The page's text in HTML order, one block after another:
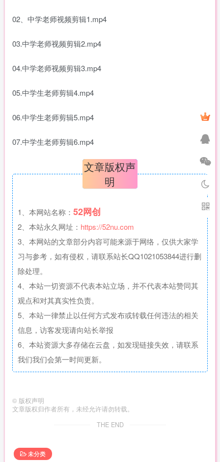
02、中学老师视频剪辑1.mp4
03.中学老师视频剪辑2.mp4
04.中学老师视频剪辑3.mp4
05.中学生老师剪辑4.mp4
06.中学生老师剪辑5.mp4
07.中学生老师剪辑6.mp4
文章版权声
明
1、本网站名称： 52网创
2、本站永久网址： https://52nu.com
3、本网站的文章部分内容可能来源于网络，仅供大家学
习与参考，如有侵权，请联系站长QQ1021053844进行删
除处理。
4、本站一切资源不代表本站立场，并不代表本站赞同其
观点和对其真实性负责。
5、本站一律禁止以任何方式发布或转载任何违法的相关
信息，访客发现请向站长举报
6、本站资源大多存储在云盘，如发现链接失效，请联系
我们我们会第一时间更新。
© 版权声明
文章版权归作者所有，未经允许请勿转载。
THE END
未分类